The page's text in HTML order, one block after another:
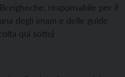
responsabile per il
degli imam e delle guide
qui sotto)